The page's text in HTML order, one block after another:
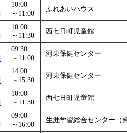
10:00
～11:00
ふれあいハウス
10:00
～11:30
西七日町児童館
09:30
～11:00
河東保健センター
14:00
～15:30
河東保健センター
10:00
～11:30
西七日町児童館
09:00
～16:00
生涯学習総合センター（